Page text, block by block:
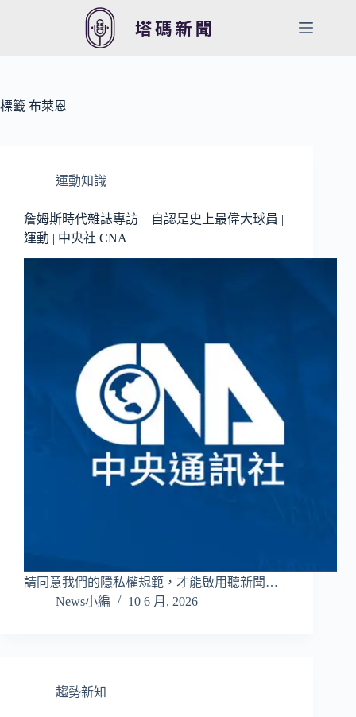
容
標籤 布萊恩
運動知識
詹姆斯時代雜誌專訪 自認是史上最偉大球員 |
運動 | 中央社 CNA
請同意我們的隱私權規範，才能啟用聽新聞…
News小編
10 6 月, 2026
趨勢新知